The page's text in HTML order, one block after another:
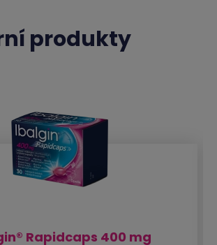
produkty
Rapidcaps 400 mg